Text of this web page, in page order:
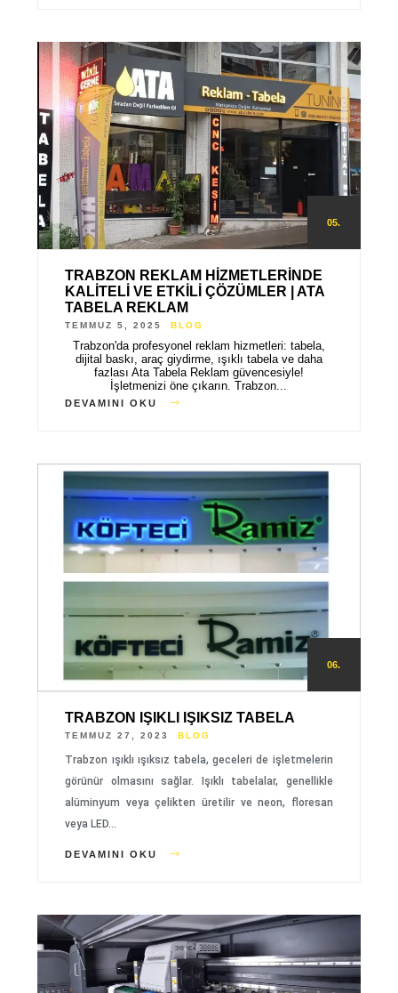
05.
TRABZON REKLAM HIZMETLERINDE
KALITELI VE ETKILI ÇÖZÜMLER | ATA
TABELA REKLAM
TEMMUZ 5, 2025 BLOG
Trabzon'da profesyonel reklam hizmetleri: tabela,
dijital baskı, araç giydirme, ışıklı tabela ve daha
fazlası Ata Tabela Reklam güvencesiyle!
İşletmenizi öne çıkarın. Trabzon...
DEVAMINI OKU
06.
TRABZON IŞIKLI IŞIKSIZ TABELA
TEMMUZ 27, 2023 BLOG
Trabzon ışıklı ışıksız tabela, geceleri de işletmelerin
görünür olmasını sağlar. Işıklı tabelalar, genellikle
alüminyum veya çelikten üretilir ve neon, floresan
veya LED…
DEVAMINI OKU